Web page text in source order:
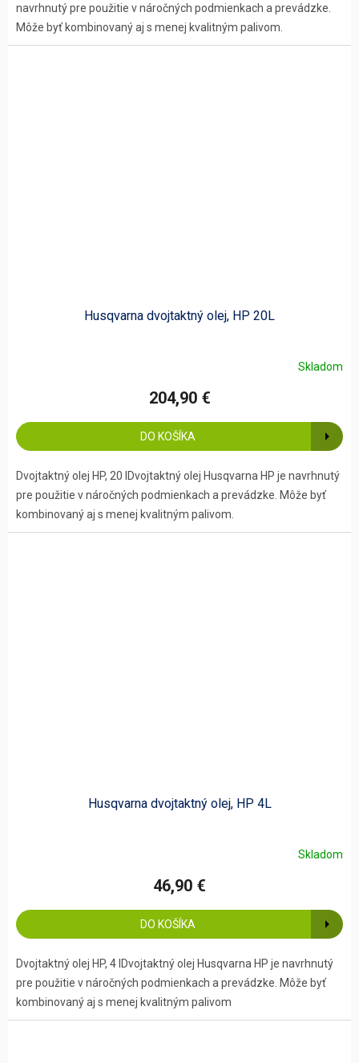
navrhnutý pre použitie v náročných podmienkach a prevádzke.
Môže byť kombinovaný aj s menej kvalitným palivom.
Husqvarna dvojtaktný olej, HP 20L
Skladom
204,90 €
DO KOŠÍKA
Dvojtaktný olej HP, 20 lDvojtaktný olej Husqvarna HP je navrhnutý
pre použitie v náročných podmienkach a prevádzke. Môže byť
kombinovaný aj s menej kvalitným palivom.
Husqvarna dvojtaktný olej, HP 4L
Skladom
46,90 €
DO KOŠÍKA
Dvojtaktný olej HP, 4 lDvojtaktný olej Husqvarna HP je navrhnutý
pre použitie v náročných podmienkach a prevádzke. Môže byť
kombinovaný aj s menej kvalitným palivom